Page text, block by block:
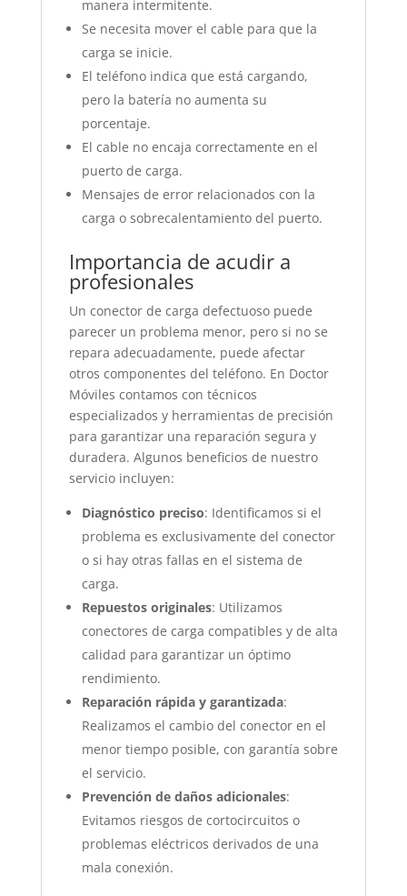
manera intermitente.
Se necesita mover el cable para que la
carga se inicie.
El teléfono indica que está cargando,
pero la batería no aumenta su
porcentaje.
El cable no encaja correctamente en el
puerto de carga.
Mensajes de error relacionados con la
carga o sobrecalentamiento del puerto.
Importancia de acudir a
profesionales
Un conector de carga defectuoso puede
parecer un problema menor, pero si no se
repara adecuadamente, puede afectar
otros componentes del teléfono. En Doctor
Móviles contamos con técnicos
especializados y herramientas de precisión
para garantizar una reparación segura y
duradera. Algunos beneficios de nuestro
servicio incluyen:
Diagnóstico preciso: Identificamos si el
problema es exclusivamente del conector
o si hay otras fallas en el sistema de
carga.
Repuestos originales: Utilizamos
conectores de carga compatibles y de alta
calidad para garantizar un óptimo
rendimiento.
Reparación rápida y garantizada:
Realizamos el cambio del conector en el
menor tiempo posible, con garantía sobre
el servicio.
Prevención de daños adicionales:
Evitamos riesgos de cortocircuitos o
problemas eléctricos derivados de una
mala conexión.